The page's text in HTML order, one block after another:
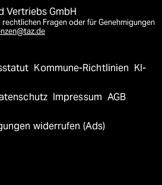
Vertriebs GmbH
Fragen oder für Genehmigungen
Kommune-Richtlinien KI-
Impressum AGB
widerrufen (Ads)